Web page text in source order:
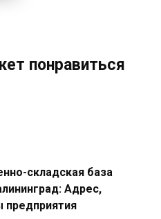
понравиться
складская база
Адрес,
предприятия